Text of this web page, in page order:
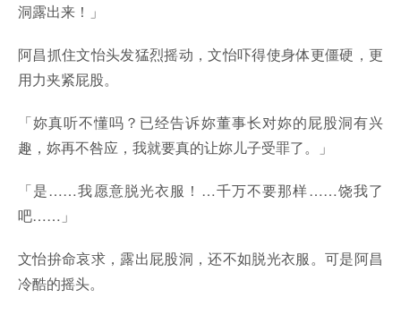
洞露出来！」
阿昌抓住文怡头发猛烈摇动，文怡吓得使身体更僵硬，更
用力夹紧屁股。
「妳真听不懂吗？已经告诉妳董事长对妳的屁股洞有兴
趣，妳再不咎应，我就要真的让妳儿子受罪了。」
「是……我愿意脱光衣服！…千万不要那样……饶我了
吧……」
文怡拚命哀求，露出屁股洞，还不如脱光衣服。可是阿昌
冷酷的摇头。